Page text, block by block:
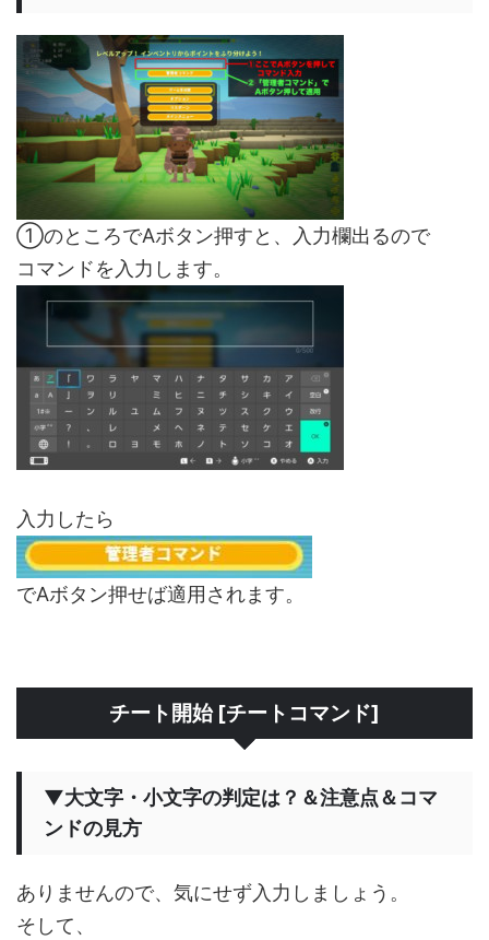
①のところでAボタン押すと、入力欄出るので
コマンドを入力します。
入力したら
でAボタン押せば適用されます。
チート開始 [チートコマンド]
▼大文字・小文字の判定は？＆注意点＆コマ
ンドの見方
ありませんので、気にせず入力しましょう。
そして、